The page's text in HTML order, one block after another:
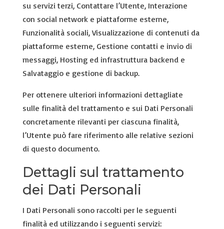
su servizi terzi, Contattare l’Utente, Interazione
con social network e piattaforme esterne,
Funzionalità sociali, Visualizzazione di contenuti da
piattaforme esterne, Gestione contatti e invio di
messaggi, Hosting ed infrastruttura backend e
Salvataggio e gestione di backup.
Per ottenere ulteriori informazioni dettagliate
sulle finalità del trattamento e sui Dati Personali
concretamente rilevanti per ciascuna finalità,
l’Utente può fare riferimento alle relative sezioni
di questo documento.
Dettagli sul trattamento
dei Dati Personali
I Dati Personali sono raccolti per le seguenti
finalità ed utilizzando i seguenti servizi: